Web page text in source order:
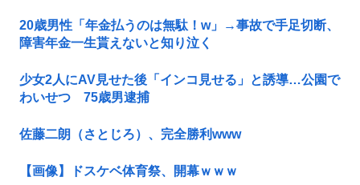
20歳男性「年金払うのは無駄！w」→事故で手足切断、
障害年金一生貰えないと知り泣く
少女2人にAV見せた後「インコ見せる」と誘導…公園で
わいせつ 75歳男逮捕
佐藤二朗（さとじろ）、完全勝利www
【画像】ドスケベ体育祭、開幕ｗｗｗ